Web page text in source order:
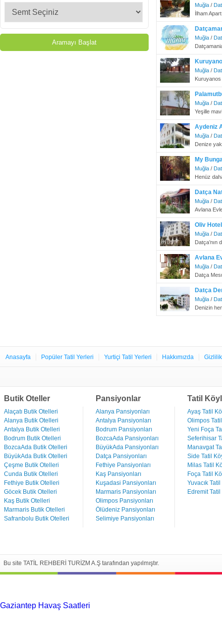
Muğla /
İlham
Muğla /
Muğla /
Muğla /
Yeşille
Aydeniz
Muğla /
Denize
My
Muğla /
Henüz
Datça
Muğla /
Avlana
Oliv Hotel
Muğla /
Datça’nın
Avlana
Muğla /
Datça
Datça
Muğla /
Denizin
Anasayfa Popüler Tatil Yerleri Yurtiçi Tatil Yerleri Hakkımızda
Butik Oteller
Alaçatı Butik Otelleri
Alanya Butik Otelleri
Antalya Butik Otelleri
Bodrum Butik Otelleri
BozcaAda Butik Otelleri
BüyükAda Butik Otelleri
Çeşme Butik Otelleri
Cunda Butik Otelleri
Fethiye Butik Otelleri
Göcek Butik Otelleri
Kaş Butik Otelleri
Marmaris Butik Otelleri
Safranbolu Butik Otelleri
Pansiyonlar
Alanya Pansiyonları
Antalya Pansiyonları
Bodrum Pansiyonları
BozcaAda Pansiyonları
BüyükAda Pansiyonları
Datça Pansiyonları
Fethiye Pansiyonları
Kaş Pansiyonları
Kuşadasi Pansiyonları
Marmaris Pansiyonları
Olimpos Pansiyonları
Ölüdeniz Pansiyonları
Selimiye Pansiyonları
Tatil
Ayaş Tatil
Olimpos
Yeni Foça
Seferihisar
Manavgat
Side Tatil
Milas Tatil
Foça Tatil
Yuvacık
Edremit
Bu site TATİL REHBERİ TURİZM A.Ş tarafından yapılmıştır.
Gaziantep Havaş Saatleri